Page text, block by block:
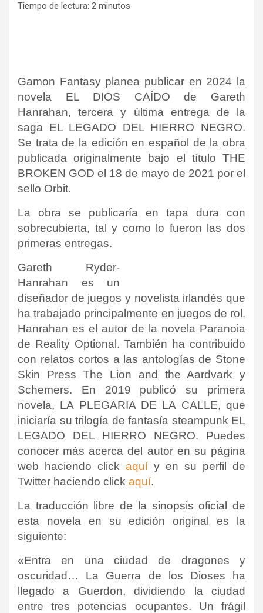
Tiempo de lectura: 2 minutos
Gamon Fantasy planea publicar en 2024 la
novela EL DIOS CAÍDO de Gareth
Hanrahan, tercera y última entrega de la
saga EL LEGADO DEL HIERRO NEGRO.
Se trata de la edición en español de la obra
publicada originalmente bajo el título THE
BROKEN GOD el 18 de mayo de 2021 por el
sello Orbit.
La obra se publicaría en tapa dura con
sobrecubierta, tal y como lo fueron las dos
primeras entregas.
Gareth Ryder-
Hanrahan es un
diseñador de juegos y novelista irlandés que
ha trabajado principalmente en juegos de rol​.
Hanrahan es el autor de la novela Paranoia
de Reality Optional. También ha contribuido
con relatos cortos a las antologías de Stone
Skin Press The Lion and the Aardvark y
Schemers​. En 2019 publicó su primera
novela, LA PLEGARIA DE LA CALLE, que
iniciaría su trilogía de fantasía steampunk EL
LEGADO DEL HIERRO NEGRO. Puedes
conocer más acerca del autor en su página
web haciendo click aquí y en su perfil de
Twitter haciendo click aquí.
La traducción libre de la sinopsis oficial de
esta novela en su edición original es la
siguiente:
«Entra en una ciudad de dragones y
oscuridad…
La Guerra de los Dioses ha
llegado a Guerdon, dividiendo la ciudad
entre tres potencias ocupantes.
Un frágil